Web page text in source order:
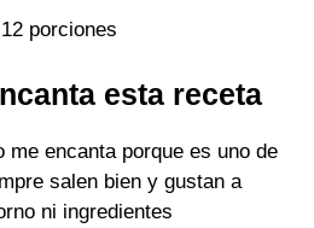
porciones
esta receta
me encanta porque es uno de
salen bien y gustan a
ni ingredientes